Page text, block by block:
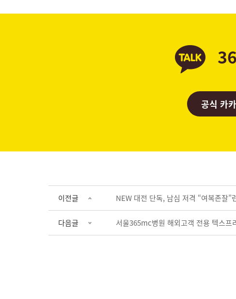
공식 카
이전글 NEW 대전 단독, 남심 저격 “여복존잘
다음글 서울365mc병원 해외고객 전용 텍스